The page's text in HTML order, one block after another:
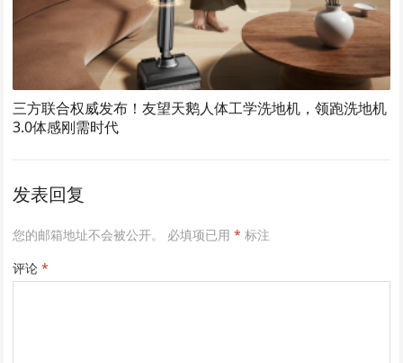
三方联合权威发布！友望天鹅人体工学洗地机，领跑洗地机
3.0体感刚需时代
发表回复
您的邮箱地址不会被公开。 必填项已用* 标注
评论*